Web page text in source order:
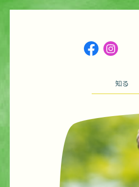
知る